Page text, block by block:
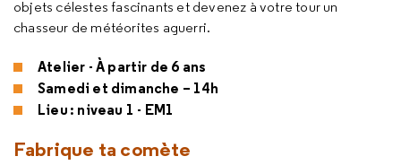
objets célestes fascinants et devenez à votre tour un
chasseur de météorites aguerri.
Atelier - À partir de 6 ans
Samedi et dimanche – 14h
Lieu : niveau 1 - EM1
Fabrique ta comète